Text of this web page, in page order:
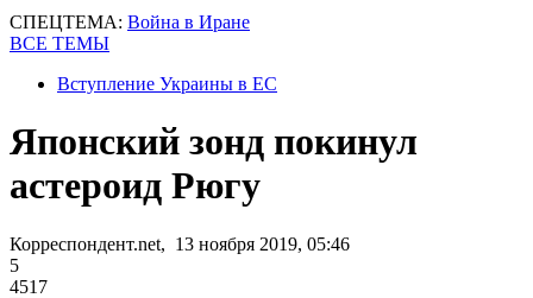
СПЕЦТЕМА: Война в Иране
ВСЕ ТЕМЫ
Вступление Украины в ЕС
Японский зонд покинул
астероид Рюгу
Корреспондент.net, 13 ноября 2019, 05:46
5
4517